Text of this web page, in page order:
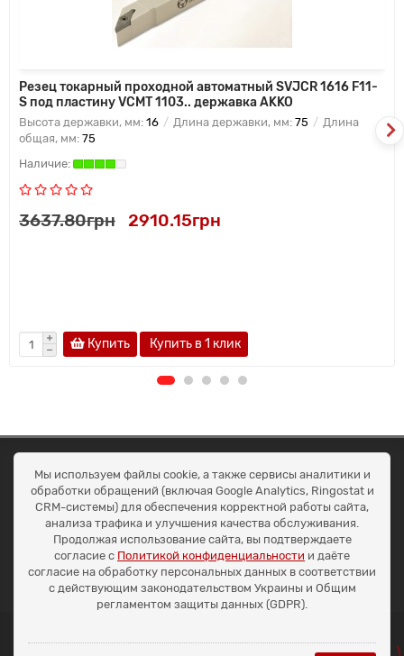
Резец токарный проходной автоматный SVJCR 1616 F11-
S под пластину VCMT 1103.. державка AKKO
Высота державки, мм: 16 Длина державки, мм: 75
Длина
общая, мм: 75
3637.80грн 2910.15грн
Купить Купить в 1 клик
ОКЕАН ТРЕЙД
Договір публичної оферти
Доставка та оплата
Наші контакти
Умови повернення
+38 (099) 452-20-02
+38 (098) 492-20-02
office@ocean.biz.ua
Мы используем файлы cookie, а также сервисы аналитики и
обработки обращений (включая Google Analytics, Ringostat и
CRM-системы) для обеспечения корректной работы сайта,
анализа трафика и улучшения качества обслуживания.
Продолжая использование сайта, вы подтверждаете
согласие с Политикой конфиденциальности и даёте
согласие на обработку персональных данных в соответствии
с действующим законодательством Украины и Общим
регламентом защиты данных (GDPR).